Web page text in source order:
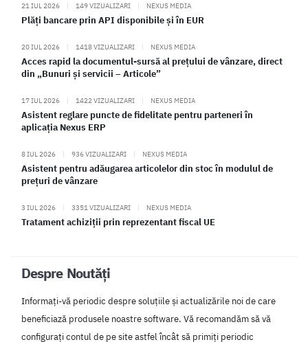
21 IUL 2026 | 149 VIZUALIZARI | NEXUS MEDIA
Plăți bancare prin API disponibile și în EUR
20 IUL 2026 | 1418 VIZUALIZARI | NEXUS MEDIA
Acces rapid la documentul-sursă al prețului de vânzare, direct
din „Bunuri și servicii – Articole”
17 IUL 2026 | 1422 VIZUALIZARI | NEXUS MEDIA
Asistent reglare puncte de fidelitate pentru parteneri în
aplicația Nexus ERP
8 IUL 2026 | 936 VIZUALIZARI | NEXUS MEDIA
Asistent pentru adăugarea articolelor din stoc în modulul de
prețuri de vânzare
3 IUL 2026 | 3351 VIZUALIZARI | NEXUS MEDIA
Tratament achiziții prin reprezentant fiscal UE
Despre Noutăți
Informați-vă periodic despre soluțiile și actualizările noi de care
beneficiază produsele noastre software. Vă recomandăm să vă
configurați contul de pe site astfel încât să primiți periodic